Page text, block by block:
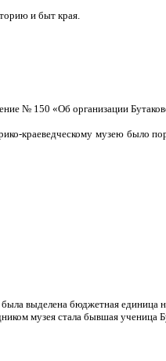
и быт края.
№ 150 «Об организации
краеведческому музею было
выделена бюджетная единица
музея стала бывшая ученица